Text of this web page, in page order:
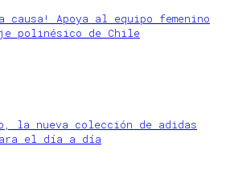
causa! Apoya al equipo femenino
polinésico de Chile
la nueva colección de adidas
el día a día